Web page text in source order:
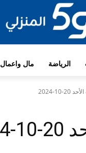
الرياضة مال واعمال
10-2024